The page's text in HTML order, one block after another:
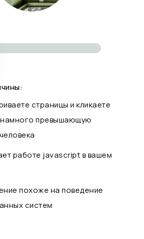
страницы и кликаете
превышающую
работе javascript в вашем
похоже на поведение
систем